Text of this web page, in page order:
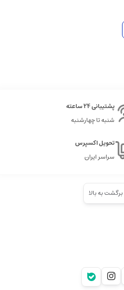
پشتیبانی 24 ساعته
شنبه تا چهارشنبه
تحویل اکسپرس
سراسر ایران
برگشت به بالا